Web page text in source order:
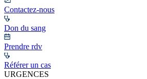
Contactez-nous
Don du sang
Prendre rdv
Référer un cas
URGENCES